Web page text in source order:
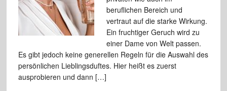
beruflichen Bereich und
vertraut auf die starke Wirkung.
Ein fruchtiger Geruch wird zu
einer Dame von Welt passen.
Es gibt jedoch keine generellen Regeln für die Auswahl des
persönlichen Lieblingsduftes. Hier heißt es zuerst
ausprobieren und dann […]